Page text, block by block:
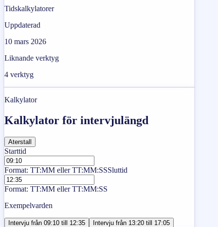
Tidskalkylatorer
Uppdaterad
10 mars 2026
Liknande verktyg
4 verktyg
Kalkylator
Kalkylator för intervjulängd
Aterstall
Starttid
Format: TT:MM eller TT:MM:SSSluttid
Format: TT:MM eller TT:MM:SS
Exempelvarden
Intervju från 09:10 till 12:35 Intervju från 13:20 till 17:05